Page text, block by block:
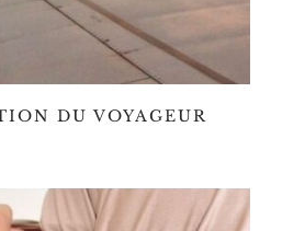
DU VOYAGEUR